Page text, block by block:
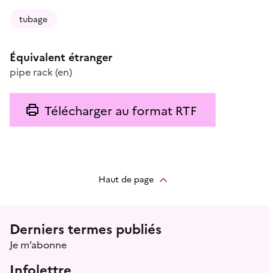
tubage
Équivalent étranger
pipe rack (en)
Télécharger au format RTF
Haut de page
Menu prefooter
Derniers termes publiés
Je m’abonne
Infolettre